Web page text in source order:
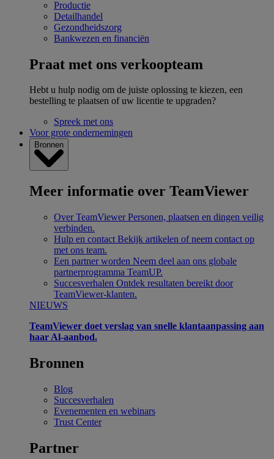
Productie
Detailhandel
Gezondheidszorg
Bankwezen en financiën
Praat met ons verkoopteam
Hebt u hulp nodig om de juiste oplossing te kiezen, een
bestelling te plaatsen of uw licentie te upgraden?
Spreek met ons
Voor grote ondernemingen
Bronnen
Meer informatie over TeamViewer
Over TeamViewer Personen, plaatsen en dingen veilig
verbinden.
Hulp en contact Bekijk artikelen of neem contact op
met ons team.
Een partner worden Neem deel aan ons globale
partnerprogramma TeamUP.
Succesverhalen Ontdek resultaten bereikt door
TeamViewer-klanten.
NIEUWS
TeamViewer doet verslag van snelle klantaanpassing aan
haar Al-aanbod.
Bronnen
Blog
Succesverhalen
Evenementen en webinars
Trust Center
Partner